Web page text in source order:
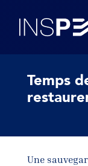
Inspeere
Temps
Une